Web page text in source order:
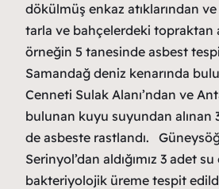
dökülmüş enkaz atıklarından ve
tarla ve bahçelerdeki topraktan
örneğin 5 tanesinde asbest
Samandağ deniz kenarında
Cenneti Sulak Alanı’ndan ve
bulunan kuyu suyundan alınan
de asbeste rastlandı.
Serinyol’dan aldığımız 3 adet
bakteriyolojik üreme tespit